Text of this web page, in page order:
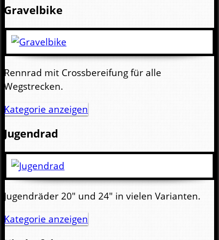
Gravelbike
Rennrad mit Crossbereifung für alle
Wegstrecken.
Kategorie anzeigen
Jugendrad
Jugendräder 20" und 24" in vielen Varianten.
Kategorie anzeigen